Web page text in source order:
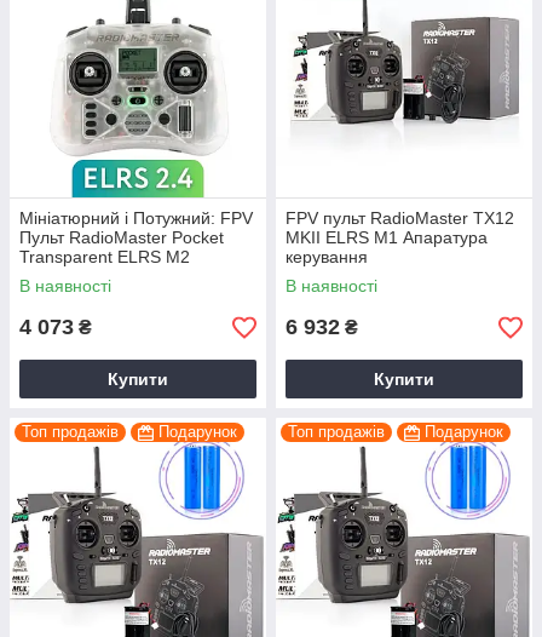
Мініатюрний і Потужний: FPV
Пульт RadioMaster Pocket
Transparent ELRS M2
В наявності
4 073 ₴
Купити
FPV пульт RadioMaster TX12
MKII ELRS M1 Апаратура
керування
В наявності
6 932 ₴
Купити
Топ продажів Подарунок Топ продажів Подарунок